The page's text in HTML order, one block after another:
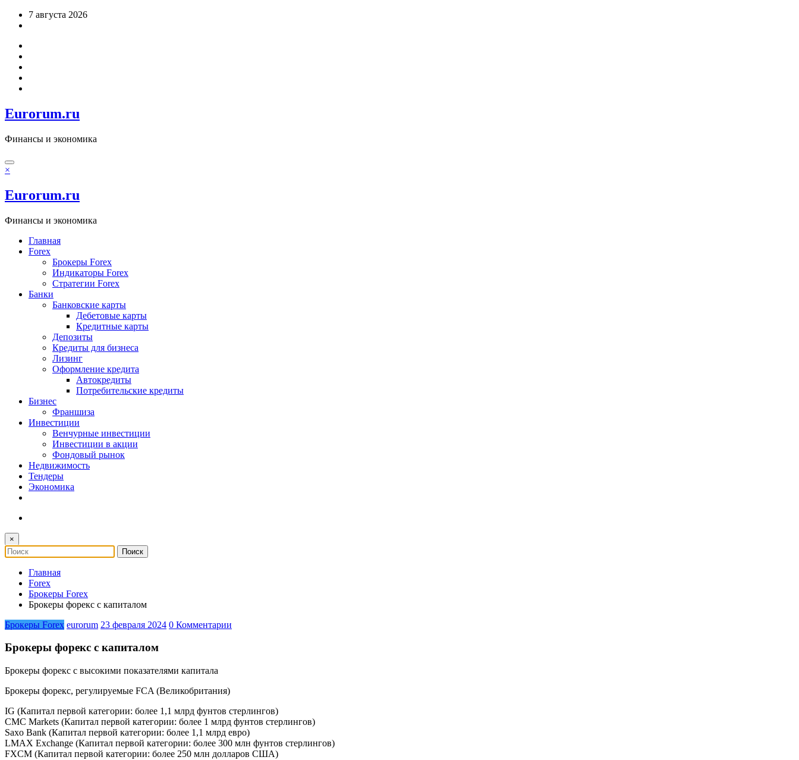
Перейти7 августа 2026
Eurorum.ru
Финансы и экономика
×
Eurorum.ru
Финансы и экономика
Главная
Forex
Брокеры Forex
Индикаторы Forex
Стратегии Forex
Банки
Банковские карты
Дебетовые карты
Кредитные карты
Депозиты
Кредиты для бизнеса
Лизинг
Оформление кредита
Автокредиты
Потребительские кредиты
Бизнес
Франшиза
Инвестиции
Венчурные инвестиции
Инвестиции в акции
Фондовый рынок
Недвижимость
Тендеры
Экономика
×
Главная
Forex
Брокеры Forex
Брокеры форекс с капиталом
Брокеры Forex eurorum 23 февраля 2024 0 Комментарии
Брокеры форекс с капиталом
Брокеры форекс с высокими показателями капитала
Брокеры форекс, регулируемые FCA (Великобритания)
IG (Капитал первой категории: более 1,1 млрд фунтов стерлингов)
CMC Markets (Капитал первой категории: более 1 млрд фунтов стерлингов)
Saxo Bank (Капитал первой категории: более 1,1 млрд евро)
LMAX Exchange (Капитал первой категории: более 300 млн фунтов стерлингов)
FXCM (Капитал первой категории: более 250 млн долларов США)